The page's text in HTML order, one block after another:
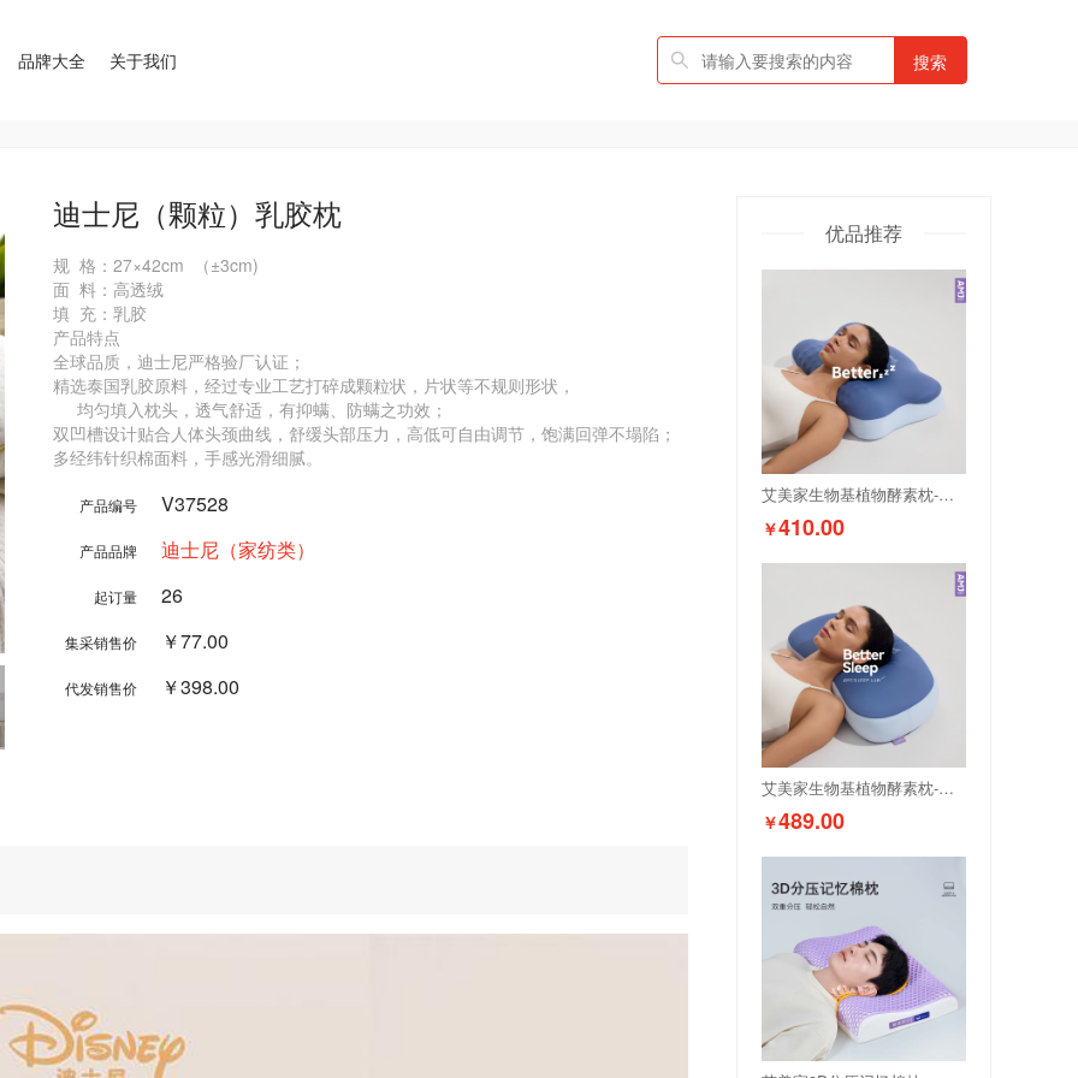
品牌大全 关于我们 搜索
迪士尼（颗粒）乳胶枕
规  格：27×42cm  （±3cm)
面  料：高透绒
填  充：乳胶
产品特点
全球品质，迪士尼严格验厂认证；
精选泰国乳胶原料，经过专业工艺打碎成颗粒状，片状等不规则形状，
双凹槽设计贴合人体头颈曲线，舒缓头部压力，高低可自由调节，饱满回弹不塌陷；
产品编号 V37528
产品品牌 迪士尼（家纺类）
起订量 26
集采销售价 ￥77.00
代发销售价 ￥398.00
优品推荐
艾美家生物基植物酵素枕-蝶形承托
￥410.00
艾美家生物基植物酵素枕-全睡姿
￥489.00